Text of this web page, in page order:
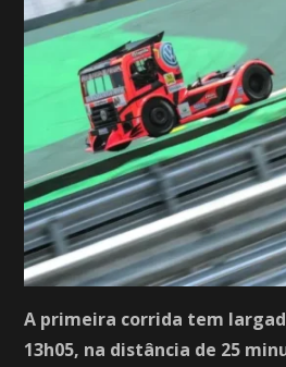
A primeira corrida tem
13h05, na distância de 25